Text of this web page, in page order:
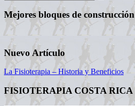
Mejores bloques de construcción
Nuevo Artículo
La Fisioterapia – Historia y Beneficios
FISIOTERAPIA COSTA RICA